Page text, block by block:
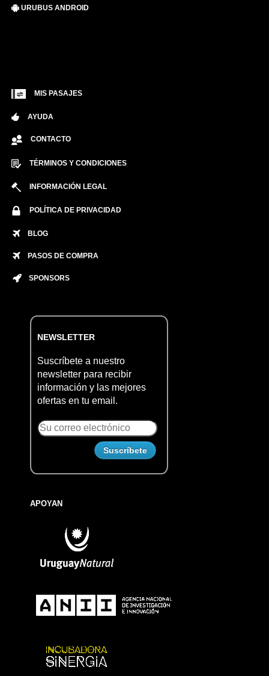
URUBUS ANDROID
MIS PASAJES
AYUDA
CONTACTO
TÉRMINOS Y CONDICIONES
INFORMACIÓN LEGAL
POLÍTICA DE PRIVACIDAD
BLOG
PASOS DE COMPRA
SPONSORS
NEWSLETTER
Suscríbete a nuestro
newsletter para recibir
información y las mejores
ofertas en tu email.
APOYAN